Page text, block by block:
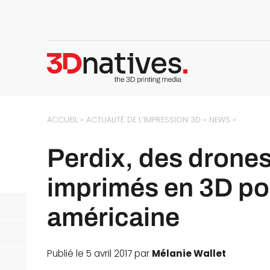
ACCUEIL »ACTUALITÉ DE L’IMPRESSION 3D » NEWS »
Perdix, des
imprimés en 3D
américaine
Publié le 5 avril 2017 par Mélanie Wallet